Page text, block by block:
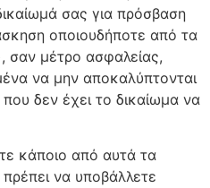
σας για πρόσβαση
οποιουδήποτε από τα
σαν μέτρο ασφαλείας,
να μην αποκαλύπτονται
δεν έχει το δικαίωμα να
κάποιο από αυτά τα
να υποβάλλετε